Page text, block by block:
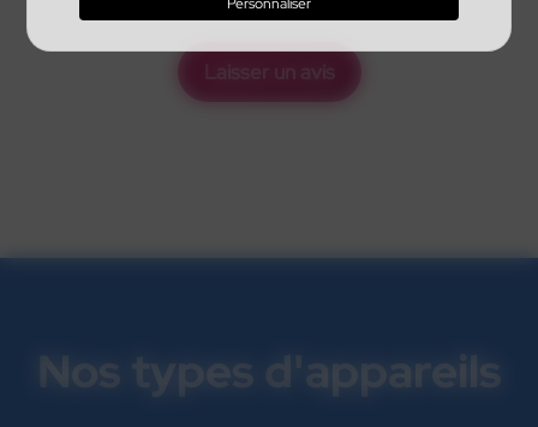
Laisser un avis
Nos types d'appareils